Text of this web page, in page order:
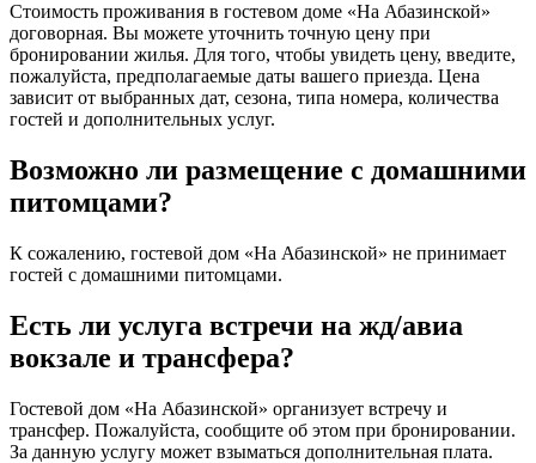
Стоимость проживания в гостевом доме «На Абазинской»
договорная. Вы можете уточнить точную цену при
бронировании жилья. Для того, чтобы увидеть цену, введите,
пожалуйста, предполагаемые даты вашего приезда. Цена
зависит от выбранных дат, сезона, типа номера, количества
гостей и дополнительных услуг.
Возможно ли размещение с домашними
питомцами?
К сожалению, гостевой дом «На Абазинской» не принимает
гостей с домашними питомцами.
Есть ли услуга встречи на жд/авиа
вокзале и трансфера?
Гостевой дом «На Абазинской» организует встречу и
трансфер. Пожалуйста, сообщите об этом при бронировании.
За данную услугу может взыматься дополнительная плата.